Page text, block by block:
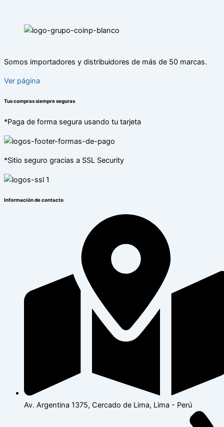
Somos importadores y distribuidores de más de 50 marcas.
Ver página
Tus compras siempre seguras
*Paga de forma segura usando tu tarjeta
*Sitio seguro gracias a SSL Security
Información de contacto
Av. Argentina 1375, Cercado de Lima, Lima - Perú